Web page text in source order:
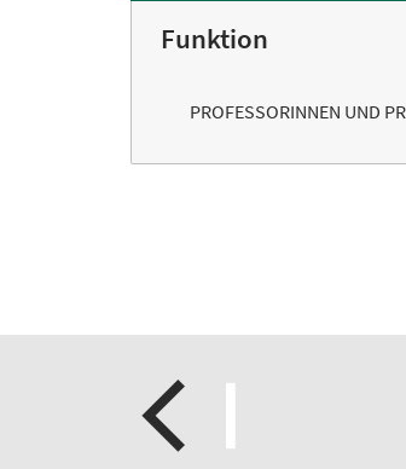
Funktion
PROFESSORINNEN UND